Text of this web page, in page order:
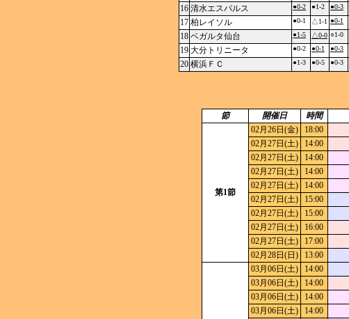
16 清水エスパルス ●0-2 ●1-2 ●0-3
17 柏レイソル ●0-1 △1-1 ●0-1
18 ベガルタ仙台 ●1-5 △0-0 ○1-0
19 大分トリニータ ●0-2 ●0-1 ●0-3
20 横浜ＦＣ ●1-3 ●0-5 ●0-3
節 開催日 時間
第1節
02月26日(金) 18:00
02月27日(土)
14:00
02月27日(土)
14:00
02月27日(土)
14:00
02月27日(土)
14:00
02月27日(土)
15:00
02月27日(土)
15:00
02月27日(土)
16:00
02月27日(土)
17:00
02月28日(日)
13:00
03月06日(土) 14:00
03月06日(土)
14:00
03月06日(土)
14:00
03月06日(土)
14:00